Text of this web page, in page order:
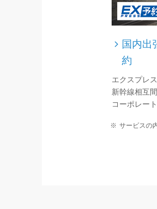
国内出
約
エクスプレ
新幹線相互
コーポレー
サービスの